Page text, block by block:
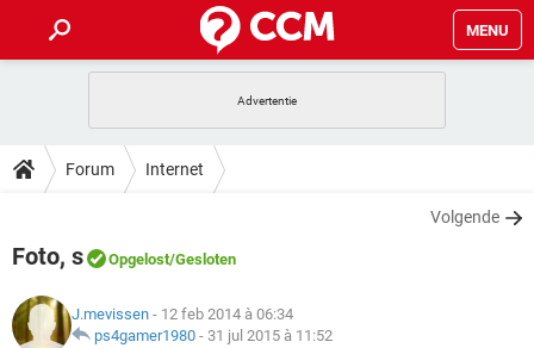
MENU
INSTAGRAM
GRATIS
TIKTOK
HOW-TO
VIDEOBELLEN
GRATIS SNAPCHAT
VIDEOBELLEN
INSTAGRAM
NETFLIX CORONAVIRUS
FORUM
VIDEOBELLEN GAMES
ARTIKELEN
Forum Internet
Volgende
Foto, s Opgelost/Gesloten
J.mevissen - 12 feb 2014 à 06:34
ps4gamer1980 - 31 jul 2015 à 11:52